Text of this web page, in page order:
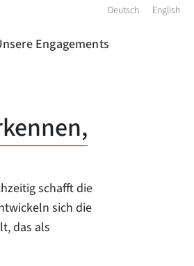
Deutsch English
Engagements
schafft die
sich die
das als